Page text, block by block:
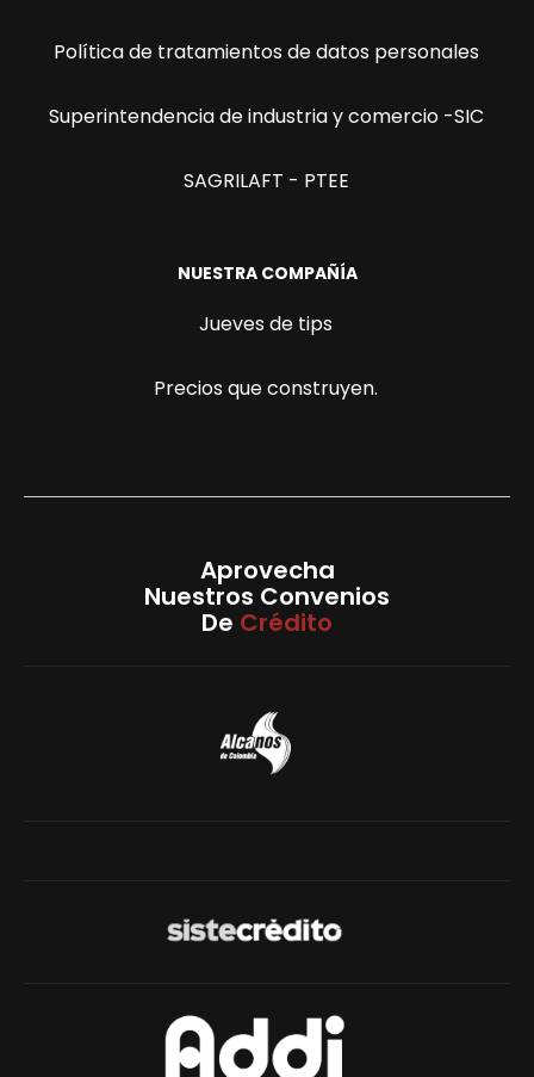
Política de tratamientos de datos personales
Superintendencia de industria y comercio -SIC
SAGRILAFT - PTEE
NUESTRA COMPAÑÍA
Jueves de tips
Precios que construyen.
Aprovecha
Nuestros Convenios
De Crédito